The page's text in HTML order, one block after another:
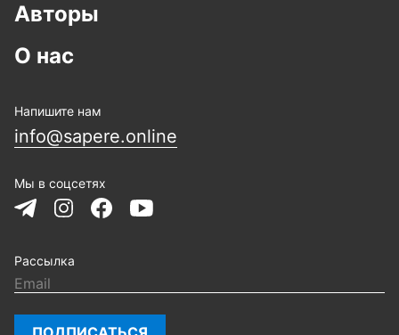
Авторы
О нас
Напишите нам
info@sapere.online
Мы в соцсетях
Рассылка